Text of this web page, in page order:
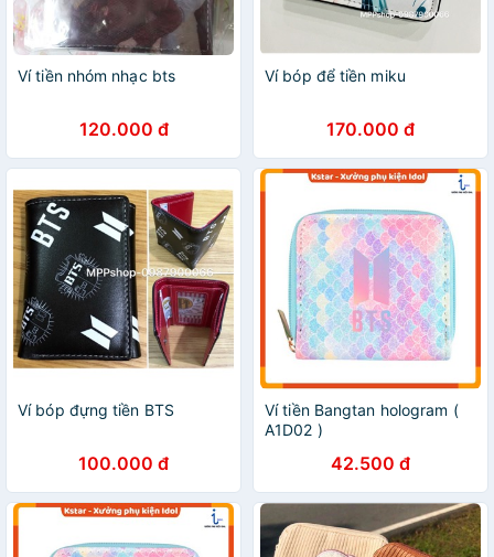
Ví tiền nhóm nhạc bts
120.000 đ
Ví bóp để tiền miku
170.000 đ
Ví bóp đựng tiền BTS
100.000 đ
Ví tiền Bangtan hologram (
A1D02 )
42.500 đ